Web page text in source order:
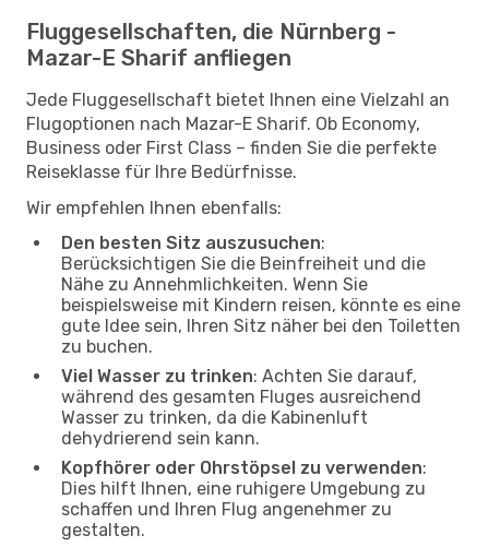
Fluggesellschaften, die Nürnberg -
Mazar-E Sharif anfliegen
Jede Fluggesellschaft bietet Ihnen eine Vielzahl an
Flugoptionen nach Mazar-E Sharif. Ob Economy,
Business oder First Class – finden Sie die perfekte
Reiseklasse für Ihre Bedürfnisse.
Wir empfehlen Ihnen ebenfalls:
Den besten Sitz auszusuchen:
Berücksichtigen Sie die Beinfreiheit und die
Nähe zu Annehmlichkeiten. Wenn Sie
beispielsweise mit Kindern reisen, könnte es eine
gute Idee sein, Ihren Sitz näher bei den Toiletten
zu buchen.
Viel Wasser zu trinken: Achten Sie darauf,
während des gesamten Fluges ausreichend
Wasser zu trinken, da die Kabinenluft
dehydrierend sein kann.
Kopfhörer oder Ohrstöpsel zu verwenden:
Dies hilft Ihnen, eine ruhigere Umgebung zu
schaffen und Ihren Flug angenehmer zu
gestalten.